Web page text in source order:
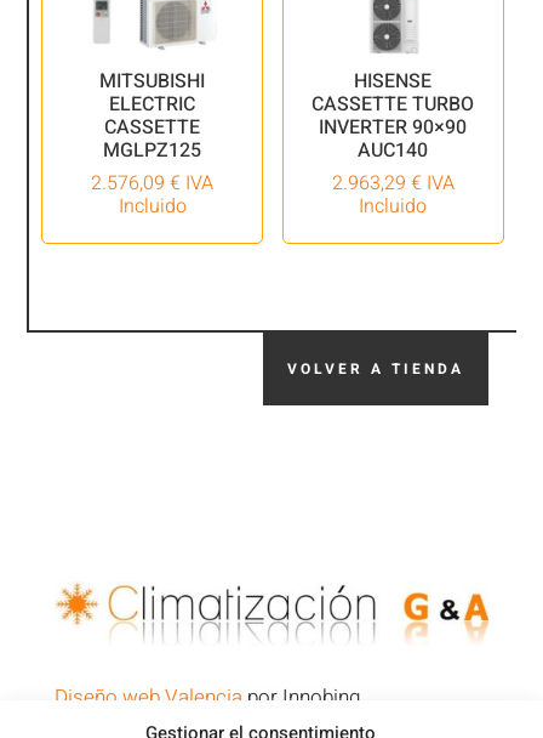
MITSUBISHI
ELECTRIC
CASSETTE
MGLPZ125
2.576,09€ IVA
Incluido
HISENSE
CASSETTE TURBO
INVERTER 90×90
AUC140
2.963,29 € IVA
Incluido
VOLVER A TIENDA
Diseño web Valencia por Innobing